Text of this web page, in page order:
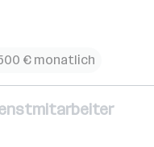
€ monatlich